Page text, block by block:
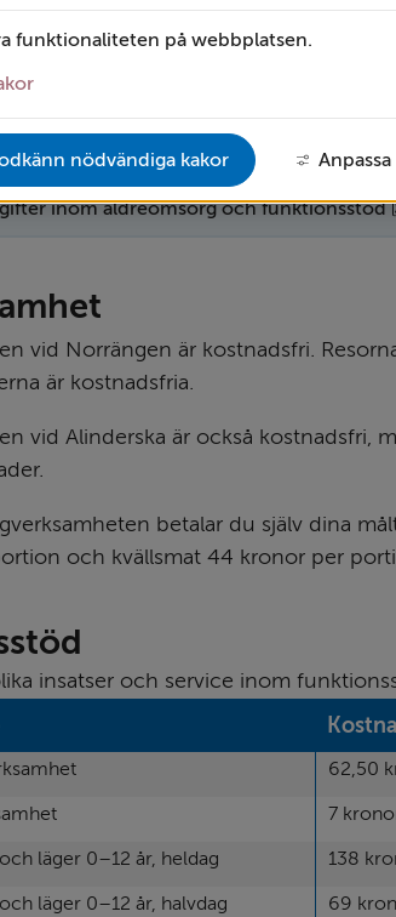
funktionaliteten på webbplatsen.
nödvändiga kakor
täcka dina normala levnadskostnader.
inom äldreomsorg och funktionsstöd
vid Norrängen är kostnadsfri.
är kostnadsfria.
vid Alinderska är också kostnadsfri,
betalar du själv dina
och kvällsmat 44 kronor per
insatser och service inom
62,50
7
läger 0–12 år, heldag 138
läger 0–12 år, halvdag 69